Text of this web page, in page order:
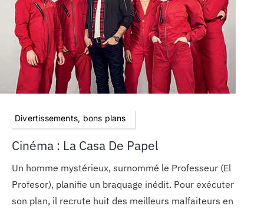
MON COMPTE
PANIER
STUDORIA
Divertissements, bons plans
Cinéma : La Casa De Papel
Un homme mystérieux, surnommé le Professeur (El
Profesor), planifie un braquage inédit. Pour exécuter
son plan, il recrute huit des meilleurs malfaiteurs en